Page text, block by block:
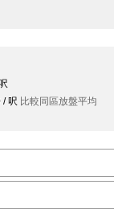
/ 呎 比較同區放盤平均